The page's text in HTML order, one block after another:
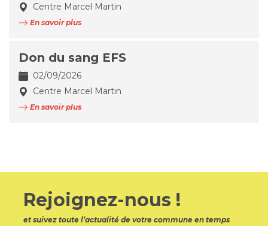
Centre Marcel Martin
En savoir plus
Don du sang EFS
02/09/2026
Centre Marcel Martin
En savoir plus
Rejoignez-nous !
et suivez toute l’actualité de votre commune en temps